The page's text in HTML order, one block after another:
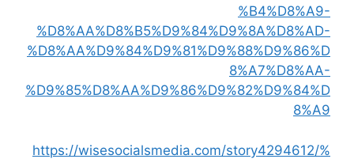
%B4%D8%A9-
%D8%AA%D8%B5%D9%84%D9%8A%D8%AD-
%D8%AA%D9%84%D9%81%D9%88%D9%86%D
8%A7%D8%AA-
%D9%85%D8%AA%D9%86%D9%82%D9%84%D
8%A9
https://wisesocialsmedia.com/story4294612/%